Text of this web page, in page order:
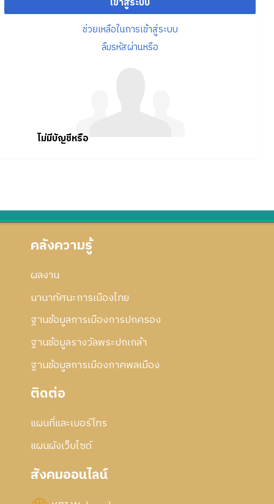
ช่วยเหลือในการเข้าสู่ระบบ
ลืมรหัสผ่านหรือ
ไม่มีบัญชีหรือ
คลังความรู้
ผลงาน
นานาทัศนะการเมืองไทย
ฐานข้อมูลการเมืองการปกครอง
ฐานข้อมูลรางวัลพระปกเกล้า
ฐานข้อมูลการเมืองภาคพลเมือง
ติดต่อ
แผนที่และเบอร์โทร
แผนผังเว็บไซด์
สังคมออนไลน์